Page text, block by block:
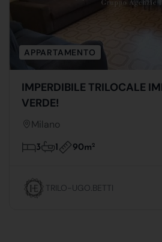
APPARTAMENTO
IMPERDIBILE TRILOCALE
VERDE!
Milano
3 1 90m2
TRILO-UGO.BETTI